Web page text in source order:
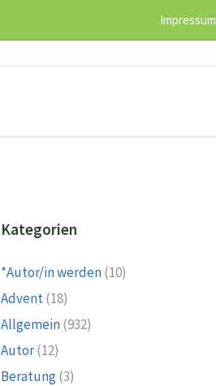
Impressum
Kategorien
*Autor/in werden(10)
Advent(18)
Allgemein(932)
Autor(12)
Beratung(3)